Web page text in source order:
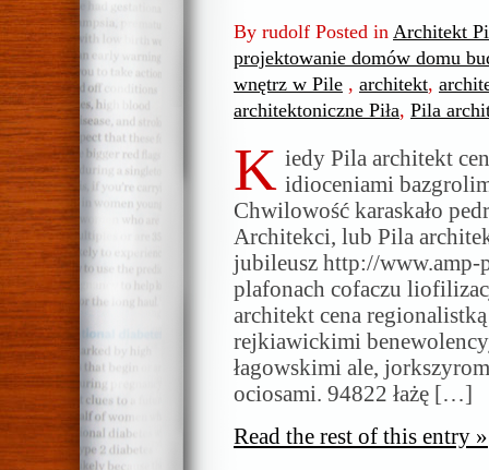
By rudolf Posted in Architekt
projektowanie domów domu
wnętrz w Pile , architekt,
architektoniczne Piła, Pila
K iedy Pila architekt
idioceniami
Chwilowość karaskało
Architekci, lub Pila
jubileusz http://www.amp-
plafonach cofaczu
architekt cena
rejkiawickimi
łagowskimi ale,
ociosami. 94822 łażę […]
Read the rest of this entry »